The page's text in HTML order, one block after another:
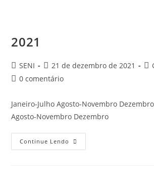
2021
SENI 21 de dezembro de 2021
0 comentário
Janeiro-Julho Agosto-Novembro
Agosto-Novembro Dezembro
Continue Lendo